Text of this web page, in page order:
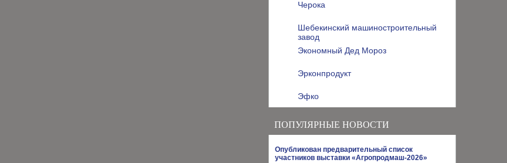
Черока
Шебекинский машиностроительный
завод
Экономный Дед Мороз
Эрконпродукт
Эфко
ПОПУЛЯРНЫЕ НОВОСТИ
Опубликован предварительный список
участников выставки «Агропродмаш-2026»